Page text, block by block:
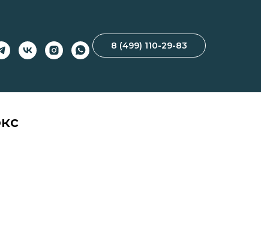
8 (499) 110-29-83